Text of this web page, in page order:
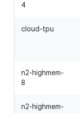
4
cloud-tpu
n2-highmem-
8
n2-highmem-